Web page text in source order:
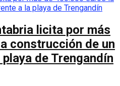
licita por más
construcción de un
de Trengandín